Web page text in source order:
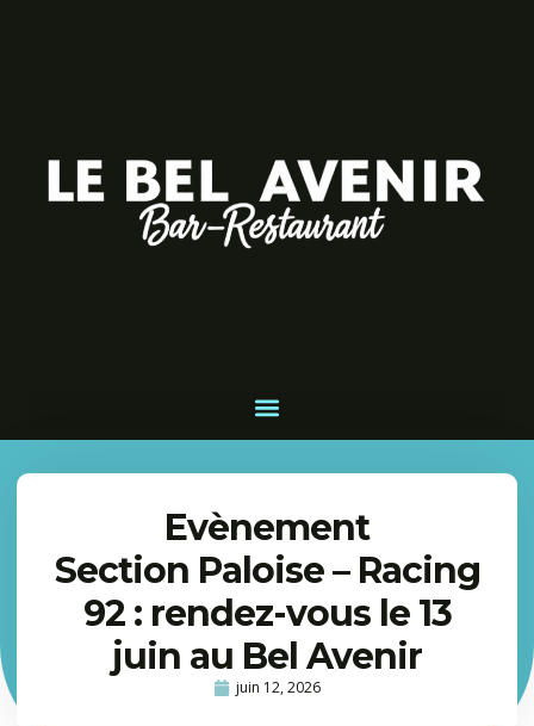
Evènement
Section Paloise – Racing
92 : rendez-vous le 13
juin au Bel Avenir
juin 12, 2026